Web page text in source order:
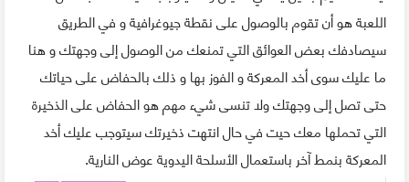
اللعبة هو أن تقوم بالوصول على نقطة جيوغرافية و في الطريق
سيصادفك بعض العوائق التي تمنعك من الوصول إلى وجهتك و هنا
ما عليك سوى أخد المعركة و الفوز بها و ذلك بالحفاض على حياتك
حتى تصل إلى وجهتك ولا تنسى شيء مهم هو الحفاض على الذخيرة
التي تحملها معك حيت في حال انتهت ذخيرتك سيتوجب عليك أخد
المعركة بنمط آخر باستعمال الأسلحة اليدوية عوض النارية.